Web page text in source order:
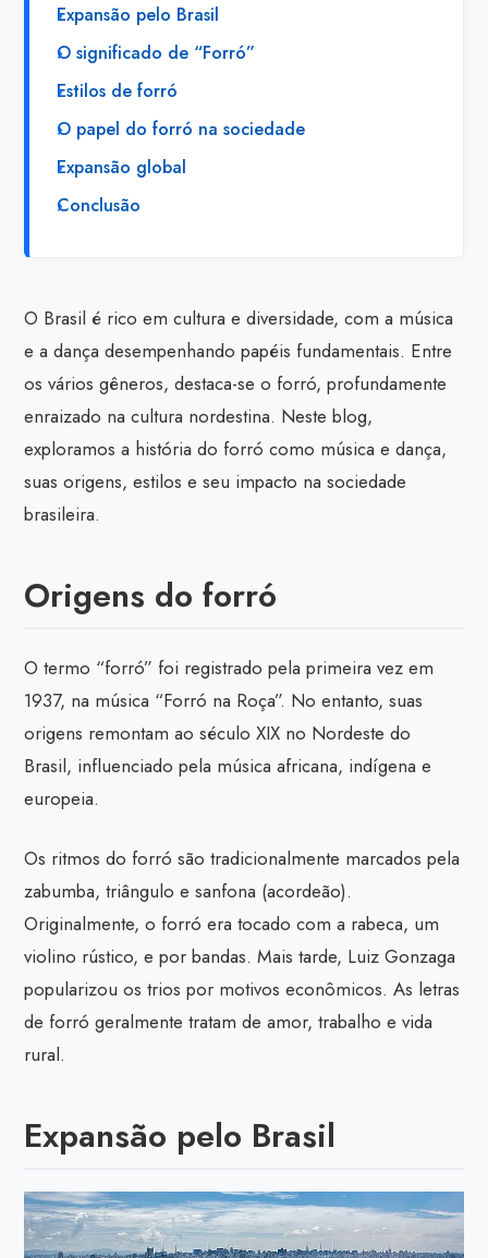
Expansão pelo Brasil
O significado de “Forró”
Estilos de forró
O papel do forró na sociedade
Expansão global
Conclusão
O Brasil é rico em cultura e diversidade, com a música
e a dança desempenhando papéis fundamentais. Entre
os vários gêneros, destaca-se o forró, profundamente
enraizado na cultura nordestina. Neste blog,
exploramos a história do forró como música e dança,
suas origens, estilos e seu impacto na sociedade
brasileira.
Origens do forró
O termo “forró” foi registrado pela primeira vez em
1937, na música “Forró na Roça”. No entanto, suas
origens remontam ao século XIX no Nordeste do
Brasil, influenciado pela música africana, indígena e
europeia.
Os ritmos do forró são tradicionalmente marcados pela
zabumba, triângulo e sanfona (acordeão).
Originalmente, o forró era tocado com a rabeca, um
violino rústico, e por bandas. Mais tarde, Luiz Gonzaga
popularizou os trios por motivos econômicos. As letras
de forró geralmente tratam de amor, trabalho e vida
rural.
Expansão pelo Brasil